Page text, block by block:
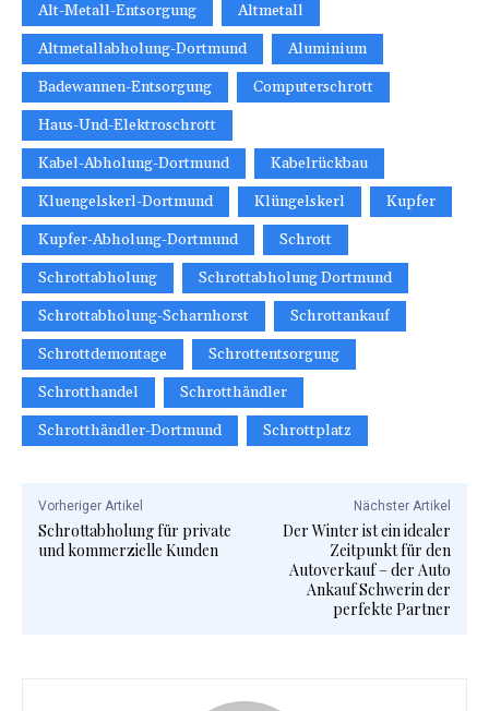
Alt-Metall-Entsorgung
Altmetall
Altmetallabholung-Dortmund
Aluminium
Badewannen-Entsorgung
Computerschrott
Haus-Und-Elektroschrott
Kabel-Abholung-Dortmund
Kabelrückbau
Kluengelskerl-Dortmund
Klüngelskerl
Kupfer
Kupfer-Abholung-Dortmund
Schrott
Schrottabholung
Schrottabholung Dortmund
Schrottabholung-Scharnhorst
Schrottankauf
Schrottdemontage
Schrottentsorgung
Schrotthandel
Schrotthändler
Schrotthändler-Dortmund
Schrottplatz
Vorheriger Artikel
Schrottabholung für private
und kommerzielle Kunden
Nächster Artikel
Der Winter ist ein idealer
Zeitpunkt für den
Autoverkauf – der Auto
Ankauf Schwerin der
perfekte Partner